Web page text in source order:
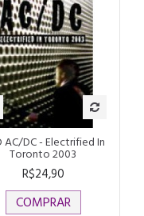
AC/DC - Electrified In
Toronto 2003
R$24,90
COMPRAR